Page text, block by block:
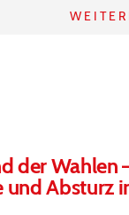
der
Absturz